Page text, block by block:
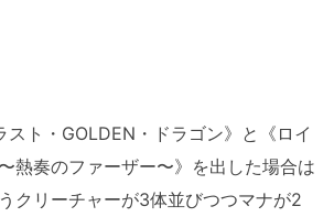
スト・GOLDEN・ドラゴン》と《ロイ
熱奏のファーザー〜》を出した場合は
クリーチャーが3体並びつつマナが2